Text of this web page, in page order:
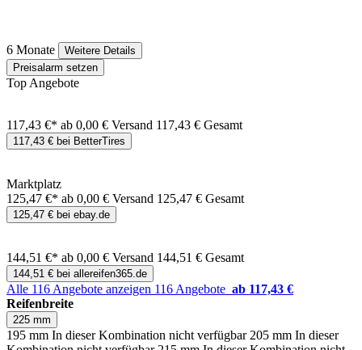
6 Monate
Weitere Details
Preisalarm setzen
Top Angebote
117,43 €* ab 0,00 € Versand 117,43 € Gesamt
117,43 € bei BetterTires
Marktplatz
125,47 €* ab 0,00 € Versand 125,47 € Gesamt
125,47 € bei ebay.de
144,51 €* ab 0,00 € Versand 144,51 € Gesamt
144,51 € bei allereifen365.de
Alle 116 Angebote anzeigen 116 Angebote ab 117,43 €
Reifenbreite
225 mm
195 mm In dieser Kombination nicht verfügbar 205 mm In dieser